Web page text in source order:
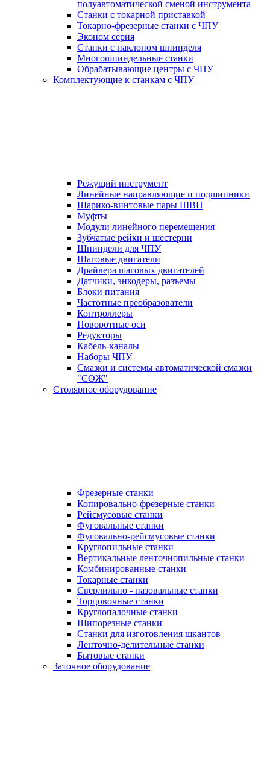
полуавтоматической сменой инструмента
Станки с токарной приставкой
Токарно-фрезерные станки с ЧПУ
Эконом серия
Станки с наклоном шпинделя
Многошпиндельные станки
Обрабатывающие центры с ЧПУ
Комплектующие к станкам с ЧПУ
Режущий инструмент
Линейные направляющие и подшипники
Шарико-винтовые пары ШВП
Муфты
Модули линейного перемещения
Зубчатые рейки и шестерни
Шпиндели для ЧПУ
Шаговые двигатели
Драйвера шаговых двигателей
Датчики, энкодеры, разъемы
Блоки питания
Частотные преобразователи
Контроллеры
Поворотные оси
Редукторы
Кабель-каналы
Наборы ЧПУ
Смазки и системы автоматической смазки
"СОЖ"
Столярное оборудование
Фрезерные станки
Копировально-фрезерные станки
Рейсмусовые станки
Фуговальные станки
Фуговально-рейсмусовые станки
Круглопильные станки
Вертикальные ленточнопильные станки
Комбинированные станки
Токарные станки
Сверлильно - пазовальные станки
Торцовочные станки
Круглопалочные станки
Шипорезные станки
Станки для изготовления шкантов
Ленточно-делительные станки
Бытовые станки
Заточное оборудование